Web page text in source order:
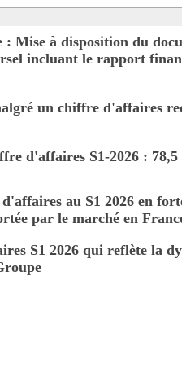
: Mise à disposition du
incluant le rapport
un chiffre d'affaires
d'affaires S1-2026 :
au S1 2026 en
par le marché en
S1 2026 qui reflète la